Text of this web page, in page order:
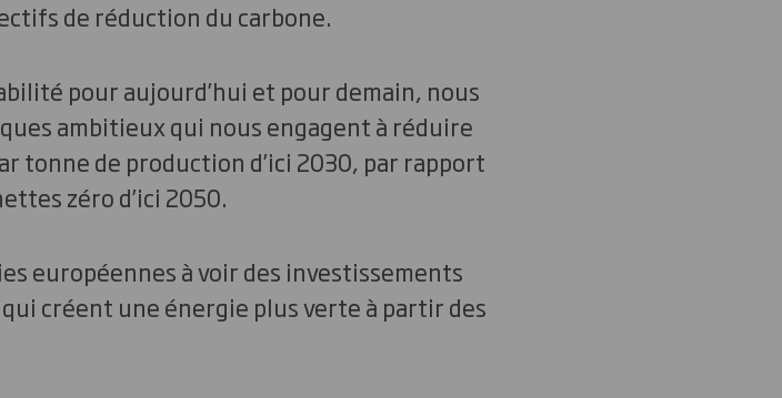
de réduction du carbone.
pour aujourd’hui et pour demain, nous
ambitieux qui nous engagent à réduire
tonne de production d’ici 2030, par rapport
zéro d’ici 2050.
européennes à voir des investissements
créent une énergie plus verte à partir des